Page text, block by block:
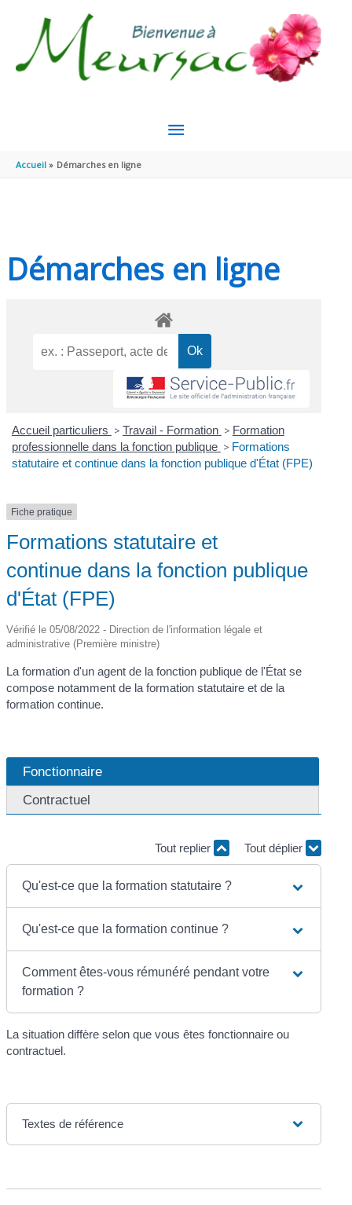
MENU
Accueil Démarches en ligne
Démarches en ligne
Accueil particuliers > Travail - Formation > Formation
professionnelle dans la fonction publique > Formations
statutaire et continue dans la fonction publique d'État (FPE)
Fiche pratique
Formations statutaire et
continue dans la fonction publique
d'État (FPE)
Vérifié le 05/08/2022 - Direction de l'information légale et
administrative (Première ministre)
La formation d'un agent de la fonction publique de l'État se
compose notamment de la formation statutaire et de la
formation continue.
Fonctionnaire
Contractuel
Tout replier Tout déplier
Qu'est-ce que la formation statutaire ?
Qu'est-ce que la formation continue ?
Comment êtes-vous rémunéré pendant votre
formation ?
La situation diffère selon que vous êtes fonctionnaire ou
contractuel.
Textes de référence